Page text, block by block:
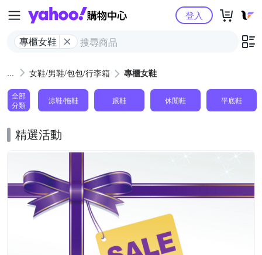
Yahoo購物中心
專櫃女鞋
登入
女鞋/男鞋/包包/行李箱 專櫃女鞋
全部
分類
涼鞋/拖鞋 跟鞋 休閒鞋 平底鞋
精選活動